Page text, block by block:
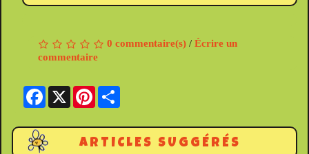
0 commentaire(s) / Écrire un
commentaire
Facebook
X Pinterest
ARTICLES SUGGÉRÉS